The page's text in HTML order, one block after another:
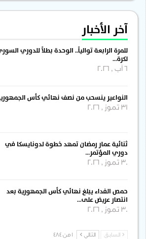
آخر الأخبار
للمرة الرابعة توالياً.. الوحدة بطلاً للدوري السوري
لكرة…
النواعير ينسحب من نصف نهائي كأس الجمهورية
31 تموز , 2026
ثنائية عمار رمضان تمهد خطوة لدونايسكا في
دوري المؤتمر…
30 تموز , 2026
حمص الفداء يبلغ نهائي كأس الجمهورية بعد
انتصار عريض على…
30 تموز , 2026
السابق التالي